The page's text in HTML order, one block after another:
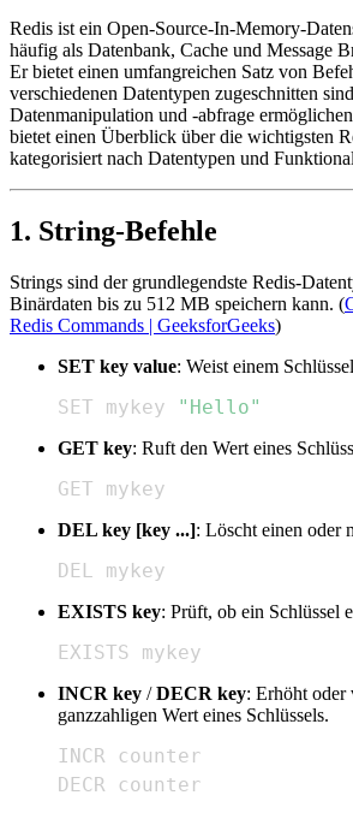
Redis ist ein Open-Source-In-Memory-
häufig als Datenbank, Cache und Message
Er bietet einen umfangreichen Satz von
verschiedenen Datentypen zugeschnitten
Datenmanipulation und -abfrage
bietet einen Überblick über die wichtigsten
kategorisiert nach Datentypen und
1. String-Befehle
Strings sind der grundlegendste Redis-
Binärdaten bis zu 512 MB speichern kann. (
Redis Commands | GeeksforGeeks)
SET key value: Weist einem
SET mykey "Hello"
GET key: Ruft den Wert eines
GET mykey
DEL key [key ...]: Löscht einen oder
DEL mykey
EXISTS key: Prüft, ob ein Schlüssel
EXISTS mykey
INCR key /DECR key: Erhöht oder
ganzzahligen Wert eines Schlüssels.
DECR counter